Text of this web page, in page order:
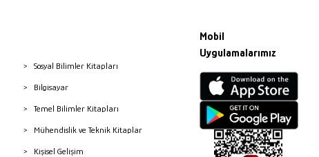
Sosyal Bilimler Kitapları
Bilgisayar
Temel Bilimler Kitapları
Mühendislik ve Teknik Kitaplar
Kişisel Gelişim
Mobil
Uygulamalarımız